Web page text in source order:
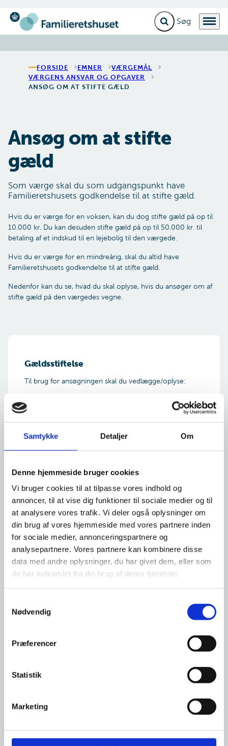
Samtykke Detaljer Om
Denne hjemmeside bruger cookies
Vi bruger cookies til at tilpasse vores indhold og
annoncer, til at vise dig funktioner til sociale medier og til
at analysere vores trafik. Vi deler også oplysninger om
din brug af vores hjemmeside med vores partnere inden
for sociale medier, annonceringspartnere og
analysepartnere. Vores partnere kan kombinere disse
data med andre oplysninger, du har givet dem, eller som
de har indsamlet fra din brug af deres tjenester.
Nødvendig
Præferencer
Statistik
Marketing
Gå til forsiden Fold søgefelt ud
Menu
FORSIDE EMNER
VÆRGEMÅL
VÆRGENS ANSVAR OG OPGAVER
ANSØG OM AT STIFTE GÆLD
Ansøg om at stifte
gæld
Som værge skal du som udgangspunkt have
Familieretshusets godkendelse til at stifte gæld.
Hvis du er værge for en voksen, kan du dog stifte gæld på op til
10.000 kr. Du kan desuden stifte gæld på op til 50.000 kr. til
betaling af et indskud til en lejebolig til den værgede.
Hvis du er værge for en mindreårig, skal du altid have
Familieretshusets godkendelse til at stifte gæld.
Nedenfor kan du se, hvad du skal oplyse, hvis du ansøger om af
stifte gæld på den værgedes vegne.
Gældsstiftelse
Til brug for ansøgningen skal du vedlægge/oplyse:
Størrelsen af lånet
Beskrivelse af behovet for låneoptagelse
Dokumentation for de udgifter, som skal dækkes af
låneprovenuet
lånetilbuddet fra långiver, gældsbrev eller lignende)
Budget over indtægter og udgifter efter
låneoptagelsen
Sådan søger du
Du kan læse om, hvordan du søger om godkendelse af
gældsstiftelse til køb af handicapbil her:
Læs om gældsstiftelse til køb af handicapbil
Vælg punktet 'Handicapbil' - her kan du downloade
Hvis du ønsker at søge om godkendelse til
besked via Digital Post og begrund din ansøgning med
udgangspunkt i ovenstående information. Der er ingen
Vejledning: Sådan sender du Digital post til